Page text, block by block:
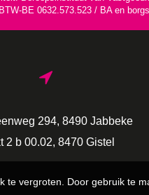
BE 0632.573.523 / BA en
294, 8490 Jabbeke
2 b 00.02, 8470 Gistel
vergroten. Door gebruik te